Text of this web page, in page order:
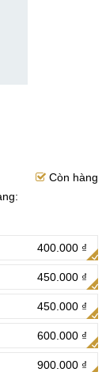
Còn hàng
400.000 ₫
450.000 ₫
450.000 ₫
600.000 ₫
900.000 ₫